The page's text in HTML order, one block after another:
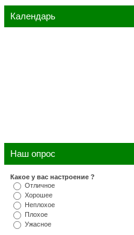
Календарь
Наш опрос
Какое у вас настроение ?
Отличное
Хорошее
Неплохое
Плохое
Ужасное